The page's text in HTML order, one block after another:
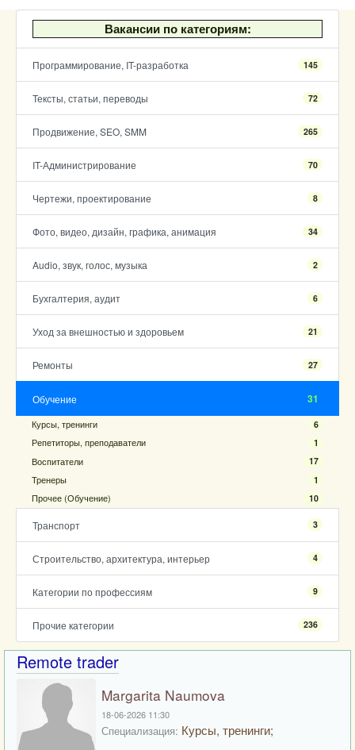
Вакансии по категориям:
Программирование, IT-разработка 145
Тексты, статьи, переводы 72
Продвижение, SEO, SMM 265
IT-Администрирование 70
Чертежи, проектирование 8
Фото, видео, дизайн, графика, анимация 34
Audio, звук, голос, музыка 2
Бухгалтерия, аудит 6
Уход за внешностью и здоровьем 21
Ремонты 27
Обучение 31
Курсы, тренинги 6
Репетиторы, преподаватели 1
Воспитатели 17
Тренеры 1
Прочее (Обучение) 10
Транспорт 3
Строительство, архитектура, интерьер 4
Категории по профессиям 9
Прочие категории 236
Remote trader
Margarita Naumova
18-06-2026 11:30
Специализация: Курсы, тренинги;